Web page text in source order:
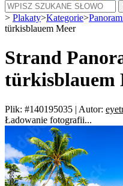
> Plakaty>Kategorie>
türkisblauem Meer
Strand
türkisblauem
Plik: #140195035 | Autor:
Ładowanie fotografii...